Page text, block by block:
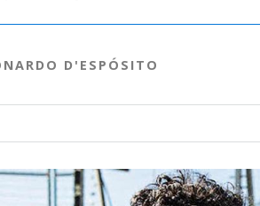
D'ESPÓSITO